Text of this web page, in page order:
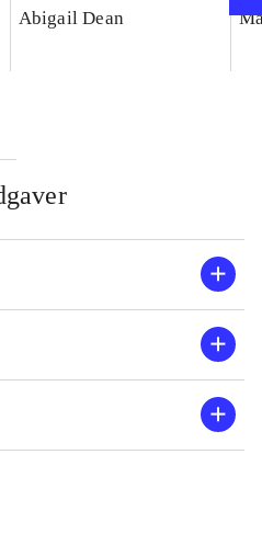
Abigail Dean